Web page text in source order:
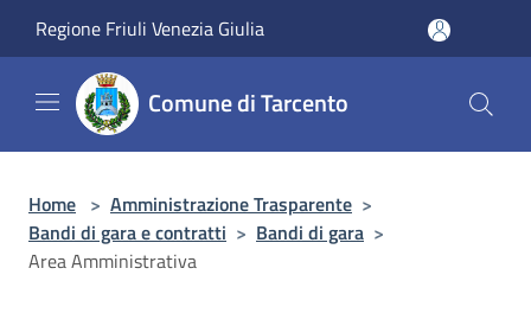
Regione Friuli Venezia Giulia
Comune di Tarcento
Home > Amministrazione Trasparente >
Bandi di gara e contratti > Bandi di gara >
Area Amministrativa